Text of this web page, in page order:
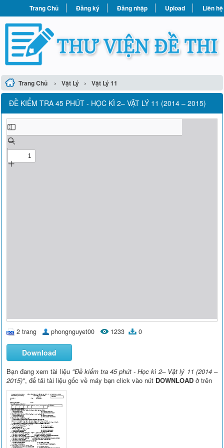
Trang Chủ Đăng ký Đăng nhập Upload Liên hệ
Trang Chủ › Vật Lý › Vật Lý 11
ĐỀ KIỂM TRA 45 PHÚT - HỌC KÌ 2– VẬT LÝ 11 (2014 – 2015)
2 trang phongnguyet00 1233 0
Download
Bạn đang xem tài liệu "Đề kiểm tra 45 phút - Học kì 2– Vật lý 11 (2014 –
2015)", để tải tài liệu gốc về máy bạn click vào nút DOWNLOAD ở trên